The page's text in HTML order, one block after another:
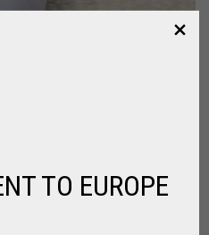
TO EUROPE